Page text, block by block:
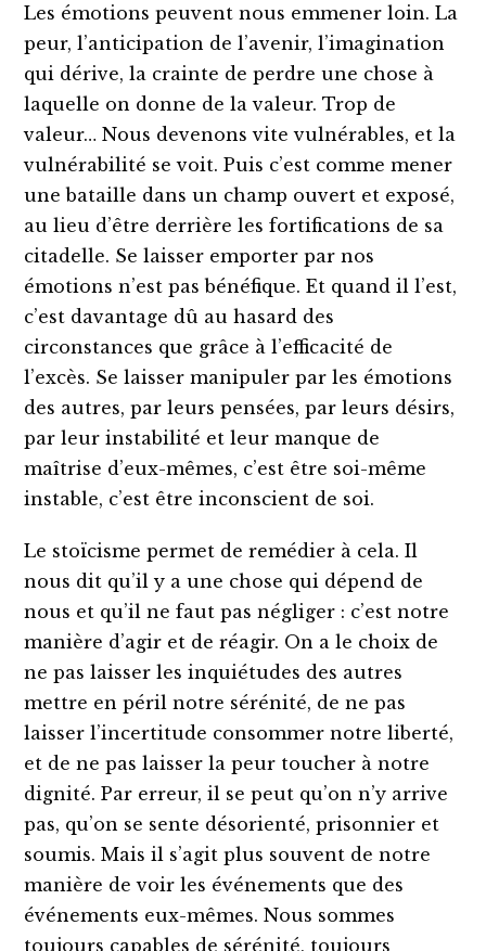
Les émotions peuvent nous emmener loin. La
peur, l’anticipation de l’avenir, l’imagination
qui dérive, la crainte de perdre une chose à
laquelle on donne de la valeur. Trop de
valeur… Nous devenons vite vulnérables, et la
vulnérabilité se voit. Puis c’est comme mener
une bataille dans un champ ouvert et exposé,
au lieu d’être derrière les fortifications de sa
citadelle. Se laisser emporter par nos
émotions n’est pas bénéfique. Et quand il l’est,
c’est davantage dû au hasard des
circonstances que grâce à l’efficacité de
l’excès. Se laisser manipuler par les émotions
des autres, par leurs pensées, par leurs désirs,
par leur instabilité et leur manque de
maîtrise d’eux-mêmes, c’est être soi-même
instable, c’est être inconscient de soi.
Le stoïcisme permet de remédier à cela. Il
nous dit qu’il y a une chose qui dépend de
nous et qu’il ne faut pas négliger : c’est notre
manière d’agir et de réagir. On a le choix de
ne pas laisser les inquiétudes des autres
mettre en péril notre sérénité, de ne pas
laisser l’incertitude consommer notre liberté,
et de ne pas laisser la peur toucher à notre
dignité. Par erreur, il se peut qu’on n’y arrive
pas, qu’on se sente désorienté, prisonnier et
soumis. Mais il s’agit plus souvent de notre
manière de voir les événements que des
événements eux-mêmes. Nous sommes
toujours capables de sérénité, toujours